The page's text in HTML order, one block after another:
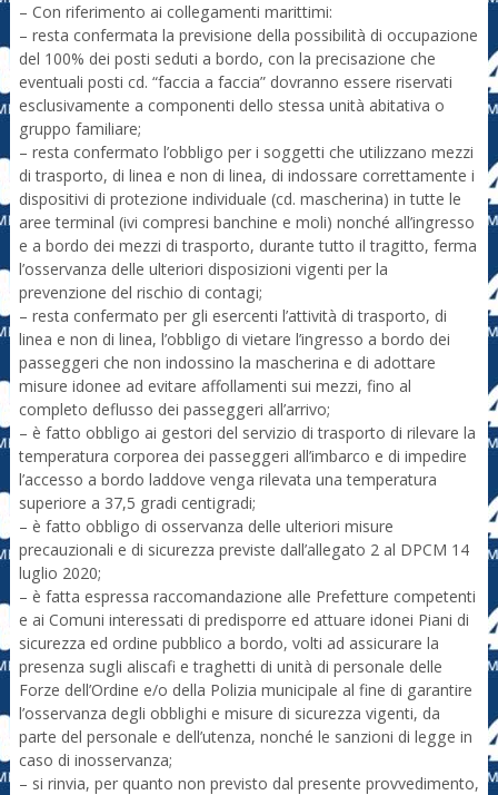
– Con riferimento ai collegamenti marittimi:
– resta confermata la previsione della possibilità di occupazione
del 100% dei posti seduti a bordo, con la precisazione che
eventuali posti cd. “faccia a faccia” dovranno essere riservati
esclusivamente a componenti dello stessa unità abitativa o
gruppo familiare;
– resta confermato l’obbligo per i soggetti che utilizzano mezzi
di trasporto, di linea e non di linea, di indossare correttamente i
dispositivi di protezione individuale (cd. mascherina) in tutte le
aree terminal (ivi compresi banchine e moli) nonché all’ingresso
e a bordo dei mezzi di trasporto, durante tutto il tragitto, ferma
l’osservanza delle ulteriori disposizioni vigenti per la
prevenzione del rischio di contagi;
– resta confermato per gli esercenti l’attività di trasporto, di
linea e non di linea, l’obbligo di vietare l’ingresso a bordo dei
passeggeri che non indossino la mascherina e di adottare
misure idonee ad evitare affollamenti sui mezzi, fino al
completo deflusso dei passeggeri all’arrivo;
– è fatto obbligo ai gestori del servizio di trasporto di rilevare la
temperatura corporea dei passeggeri all’imbarco e di impedire
l’accesso a bordo laddove venga rilevata una temperatura
superiore a 37,5 gradi centigradi;
– è fatto obbligo di osservanza delle ulteriori misure
precauzionali e di sicurezza previste dall’allegato 2 al DPCM 14
luglio 2020;
– è fatta espressa raccomandazione alle Prefetture competenti
e ai Comuni interessati di predisporre ed attuare idonei Piani di
sicurezza ed ordine pubblico a bordo, volti ad assicurare la
presenza sugli aliscafi e traghetti di unità di personale delle
Forze dell’Ordine e/o della Polizia municipale al fine di garantire
l’osservanza degli obblighi e misure di sicurezza vigenti, da
parte del personale e dell’utenza, nonché le sanzioni di legge in
caso di inosservanza;
– si rinvia, per quanto non previsto dal presente provvedimento,